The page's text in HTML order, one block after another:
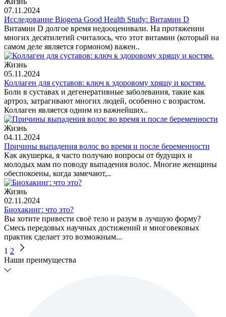
07.11.2024
Исследование Biogena Good Health Study: Витамин D
Витамин D долгое время недооценивали. На протяжении
многих десятилетий считалось, что этот витамин (который на
самом деле является гормоном) важен..
Жизнь
05.11.2024
Коллаген для суставов: ключ к здоровому хрящу и костям.
Боли в суставах и дегенеративные заболевания, такие как
артроз, затрагивают многих людей, особенно с возрастом.
Коллаген является одним из важнейших..
Жизнь
04.11.2024
Причины выпадения волос во время и после беременности
Как акушерка, я часто получаю вопросы от будущих и
молодых мам по поводу выпадения волос. Многие женщины
обеспокоены, когда замечают,..
Жизнь
02.11.2024
Биохакинг: что это?
Вы хотите привести своё тело и разум в лучшую форму?
Смесь передовых научных достижений и многовековых
практик сделает это возможным...
Навигация
по
записям
1 2
Наши преимущества